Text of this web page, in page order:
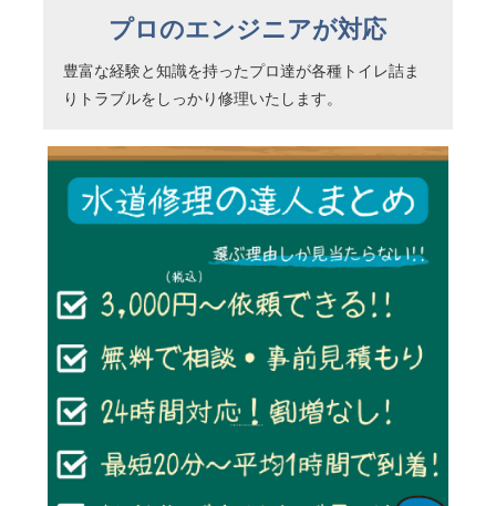
プロのエンジニアが対応
豊富な経験と知識を持ったプロ達が各種トイレ詰ま
りトラブルをしっかり修理いたします。